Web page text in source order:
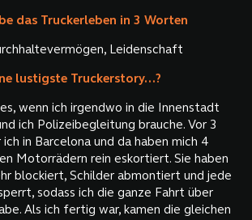
das Truckerleben in 3 Worten
Leidenschaft
lustigste Truckerstory...?
wenn ich irgendwo in die Innenstadt
ich Polizeibegleitung brauche. Vor 3
ich in Barcelona und da haben mich 4
Motorrädern rein eskortiert. Sie haben
blockiert, Schilder abmontiert und jede
sodass ich die ganze Fahrt über
Als ich fertig war, kamen die gleichen